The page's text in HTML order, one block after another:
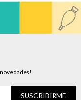
SUSCRIBIRME